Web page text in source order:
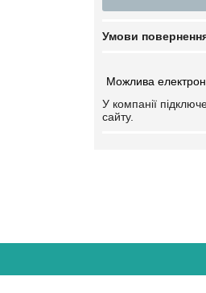
У компанії
сайту.